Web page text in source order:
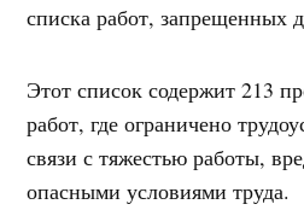
списка работ, запрещенных
Этот список содержит 213
работ, где ограничено
связи с тяжестью работы,
опасными условиями труда.